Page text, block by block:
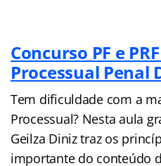
Concurso PF e
Processual Penal
Tem dificuldade com a
Processual? Nesta aula
Geilza Diniz traz os
importante do conteúdo